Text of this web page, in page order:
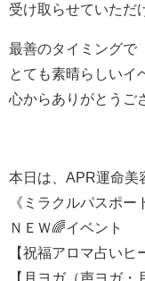
受け取らせていただ
最善のタイミングで
とても素晴らしいイ
心からありがとうご
本日は、APR運命美
《ミラクルパスポー
ＮＥＷ🌈イベント
【祝福アロマ占いヒ
【月ヨガ（声ヨガ・